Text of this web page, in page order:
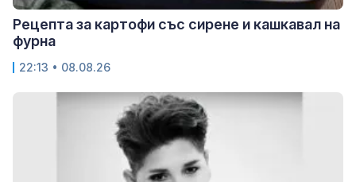
Рецепта за картофи със сирене и кашкавал на
фурна
22:13 • 08.08.26